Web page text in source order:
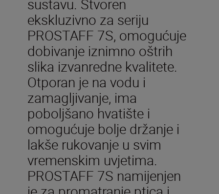
sustavu. Stvoren
ekskluzivno za seriju
PROSTAFF 7S, omogućuje
dobivanje iznimno oštrih
slika izvanredne kvalitete.
Otporan je na vodu i
zamagljivanje, ima
poboljšano hvatište i
omogućuje bolje držanje i
lakše rukovanje u svim
vremenskim uvjetima.
PROSTAFF 7S namijenjen